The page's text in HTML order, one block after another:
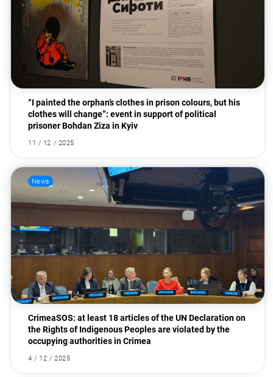
“I painted the orphan’s clothes in prison colours, but his
clothes will change”: event in support of political
prisoner Bohdan Ziza in Kyiv
11 / 12 / 2025
News
CrimeaSOS: at least 18 articles of the UN Declaration on
the Rights of Indigenous Peoples are violated by the
occupying authorities in Crimea
4 / 12 / 2025